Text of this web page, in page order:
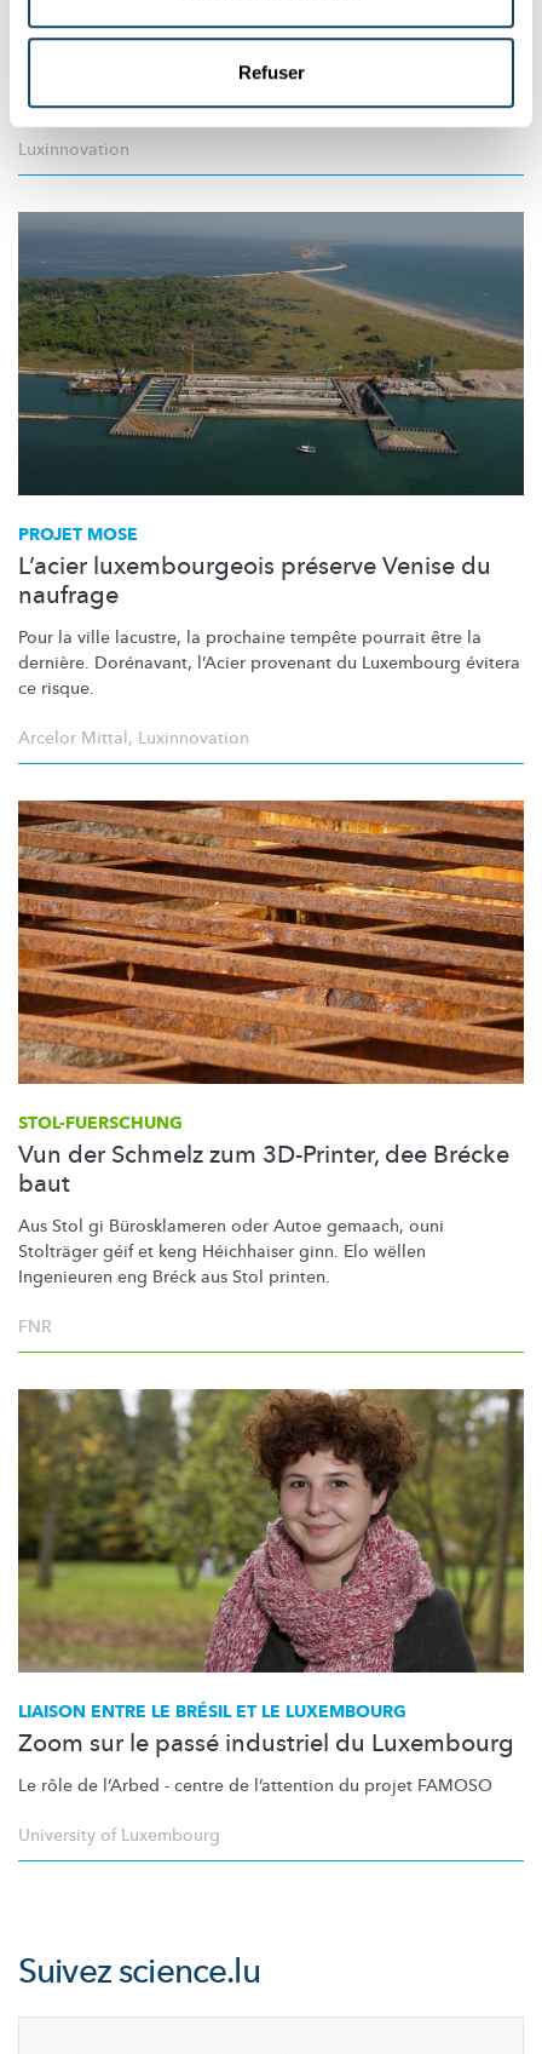
Refuser
porté par de jambes luxembourgeoises
Les poutres en acier du One World Trade Center sont le résultat
des capacités en ingénierie provenant de
Differdange.
Luxinnovation
PROJET MOSE
L’acier luxembourgeois préserve Venise du
naufrage
Pour la ville lacustre, la prochaine tempête pourrait être la
dernière. Dorénavant, l’Acier provenant du Luxembourg évitera
ce risque.
Arcelor Mittal, Luxinnovation
STOL-FUERSCHUNG
Vun der Schmelz zum 3D-Printer, dee Brécke
baut
Aus Stol gi Bürosklameren oder Autoe gemaach, ouni
Stolträger géif et keng Héichhaiser ginn. Elo wëllen
Ingenieuren eng Bréck aus Stol printen.
FNR
LIAISON ENTRE LE BRÉSIL ET LE LUXEMBOURG
Zoom sur le passé industriel du Luxembourg
Le rôle de l’Arbed - centre de l’attention du projet FAMOSO
University of Luxembourg
Suivezscience.lu